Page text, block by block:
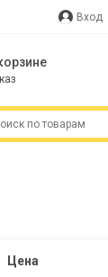
Вход
Цена